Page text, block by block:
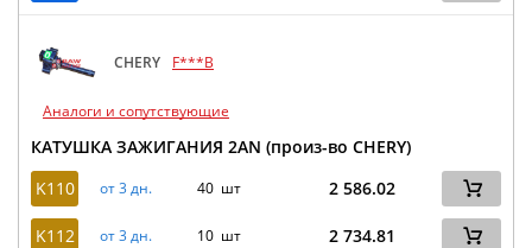
CHERY F***B
Аналоги и сопутствующие
КАТУШКА ЗАЖИГАНИЯ 2AN (произ-во CHERY)
K110
от 3 дн. 40 шт 2 586.02
K112 от 3 дн. 10 шт 2 734.81